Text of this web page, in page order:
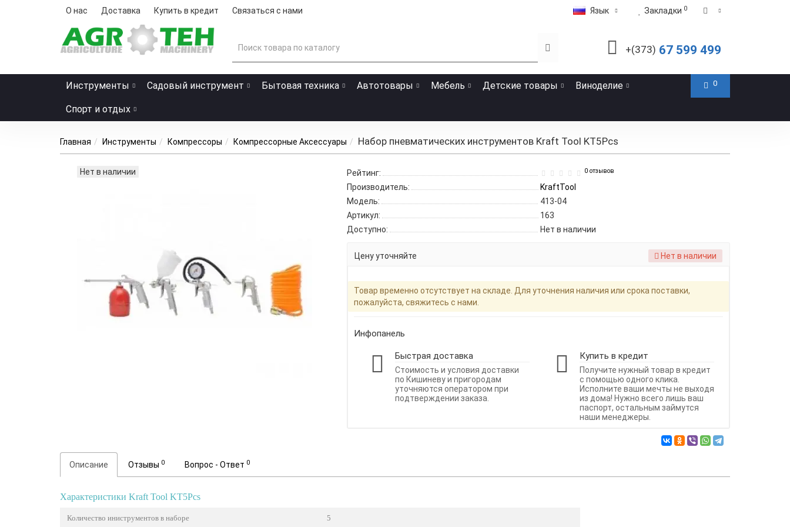
О нас Доставка Купить в кредит Связаться с нами Язык Закладки 0
+(373) 67 599 499
Инструменты Садовый инструмент Бытовая техника Автотовары Мебель Детские товары Виноделие
Спорт и отдых
0
Главная Инструменты Компрессоры Компрессорные Аксессуары Набор пневматических инструментов Kraft Tool KT5Pcs
Нет в наличии Рейтинг: 0 отзывов
Производитель:
KraftTool
Модель:
413-04
Артикул:
163
Доступно:
Нет в наличии
Цену уточняйте Нет в наличии
Товар временно отсутствует на складе. Для уточнения наличия или срока поставки,
пожалуйста, свяжитесь с нами.
Инфопанель
Быстрая доставка
Стоимость и условия доставки
по Кишиневу и пригородам
уточняются оператором при
подтверждении заказа.
Купить в кредит
Получите нужный товар в кредит
с помощью одного клика.
Исполните ваши мечты не выходя
из дома! Нужно всего лишь ваш
паспорт, остальным займутся
наши менеджеры.
Описание Отзывы 0 Вопрос - Ответ 0
Характеристики Kraft Tool KT5Pcs
Количество иниструментов в наборе 5